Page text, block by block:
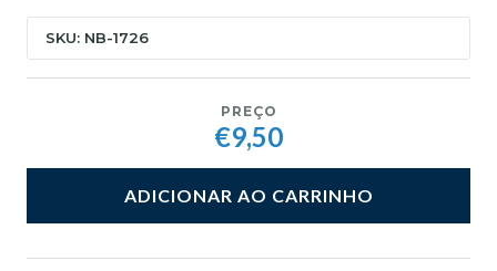
SKU: NB-1726
PREÇO
€9,50
ADICIONAR AO CARRINHO